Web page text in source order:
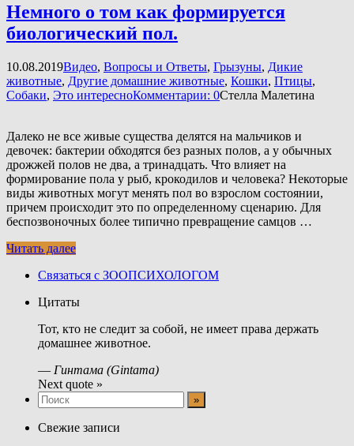
Немного о том как формируется
биологический пол.
10.08.2019Видео, Вопросы и Ответы, Грызуны, Дикие
животные, Другие домашние животные, Кошки, Птицы,
Собаки, Это интересноКомментарии: 0Стелла Малетина
Далеко не все живые существа делятся на мальчиков и
девочек: бактерии обходятся без разных полов, а у обычных
дрожжей полов не два, а тринадцать. Что влияет на
формирование пола у рыб, крокодилов и человека? Некоторые
виды животных могут менять пол во взрослом состоянии,
причем происходит это по определенному сценарию. Для
беспозвоночных более типично превращение самцов …
Читать далее
Связаться с ЗООПСИХОЛОГОМ
Цитаты
Тот, кто не следит за собой, не имеет права держать
домашнее животное.
— Гинтама (Gintama)
Next quote »
Свежие записи